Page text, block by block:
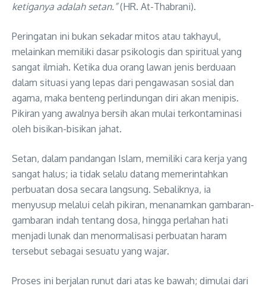
ketiganya adalah setan.”(HR. At-Thabrani).
Peringatan ini bukan sekadar mitos atau takhayul,
melainkan memiliki dasar psikologis dan spiritual yang
sangat ilmiah. Ketika dua orang lawan jenis berduaan
dalam situasi yang lepas dari pengawasan sosial dan
agama, maka benteng perlindungan diri akan menipis.
Pikiran yang awalnya bersih akan mulai terkontaminasi
oleh bisikan-bisikan jahat.
Setan, dalam pandangan Islam, memiliki cara kerja yang
sangat halus; ia tidak selalu datang memerintahkan
perbuatan dosa secara langsung. Sebaliknya, ia
menyusup melalui celah pikiran, menanamkan gambaran-
gambaran indah tentang dosa, hingga perlahan hati
menjadi lunak dan menormalisasi perbuatan haram
tersebut sebagai sesuatu yang wajar.
Proses ini berjalan runut dari atas ke bawah; dimulai dari